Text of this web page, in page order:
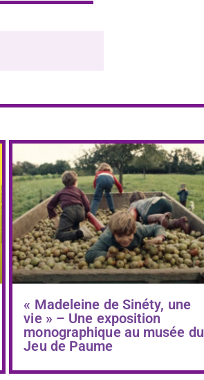
« Madeleine de Sinéty, une
vie » – Une exposition
monographique au musée du
Jeu de Paume